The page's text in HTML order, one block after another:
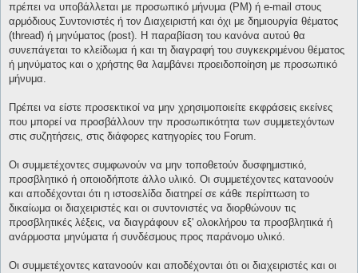
πρέπει να υποβάλλεται με προσωπικό μήνυμα (PM) ή e-mail στους
αρμόδιους Συντονιστές ή τον Διαχειριστή και όχι με δημιουργία θέματος
(thread) ή μηνύματος (post). Η παραβίαση του κανόνα αυτού θα
συνεπάγεται το κλείδωμα ή και τη διαγραφή του συγκεκριμένου θέματος
ή μηνύματος και ο χρήστης θα λαμβάνει προειδοποίηση με προσωπικό
μήνυμα.
Πρέπει να είστε προσεκτικοί να μην χρησιμοποιείτε εκφράσεις εκείνες
που μπορεί να προσβάλλουν την προσωπικότητα των συμμετεχόντων
στις συζητήσεις, στις διάφορες κατηγορίες του Forum.
Οι συμμετέχοντες συμφωνούν να μην τοποθετούν δυσφημιστικό,
προσβλητικό ή οποιοδήποτε άλλο υλικό. Οι συμμετέχοντες κατανοούν
και αποδέχονται ότι η ιστοσελίδα διατηρεί σε κάθε περίπτωση το
δικαίωμα οι διαχειριστές και οι συντονιστές να διορθώνουν τις
προσβλητικές λέξεις, να διαγράφουν εξ' ολοκλήρου τα προσβλητικά ή
ανάρμοστα μηνύματα ή συνδέσμους προς παράνομο υλικό.
Οι συμμετέχοντες κατανοούν και αποδέχονται ότι οι διαχειριστές και οι